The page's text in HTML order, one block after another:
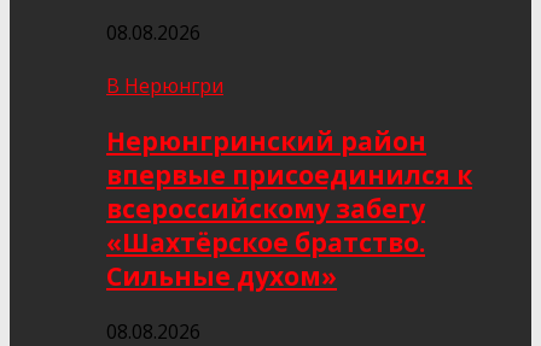
08.08.2026
В Нерюнгри
Нерюнгринский район
впервые присоединился к
всероссийскому забегу
«Шахтёрское братство.
Сильные духом»
08.08.2026